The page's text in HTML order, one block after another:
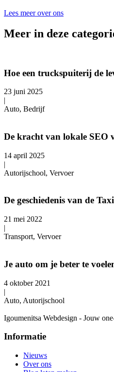
Lees meer over ons
Meer in deze
Hoe een truckspuiterij de
23 juni 2025
|
Auto, Bedrijf
De kracht van lokale SEO
14 april 2025
|
Autorijschool, Vervoer
De geschiedenis van de Taxi
21 mei 2022
|
Transport, Vervoer
Je auto om je beter te
4 oktober 2021
|
Auto, Autorijschool
Igoumenitsa Webdesign - Jouw
Informatie
Nieuws
Over ons